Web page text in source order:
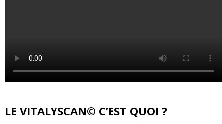
LE VITALYSCAN© C’EST QUOI ?